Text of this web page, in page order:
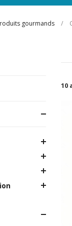
gourmands /
10